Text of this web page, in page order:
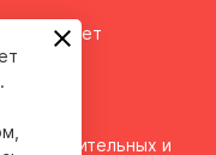
интернет
исполнительных и